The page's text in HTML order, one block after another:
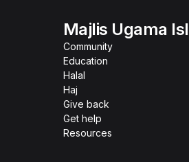
Majlis Ugama
Community
Education
Halal
Haj
Give back
Get help
Resources